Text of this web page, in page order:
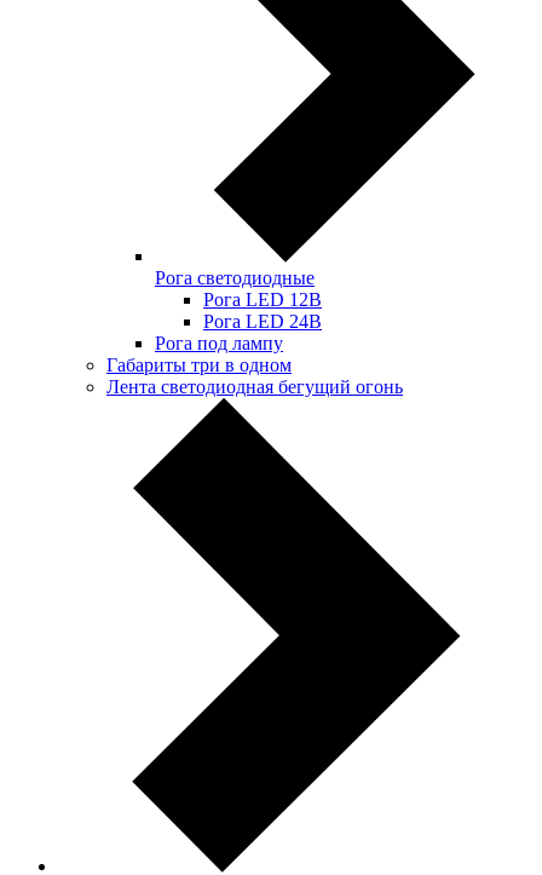
Рога светодиодные
Рога LED 12В
Рога LED 24В
Рога под лампу
Габариты три в одном
Лента светодиодная бегущий огонь